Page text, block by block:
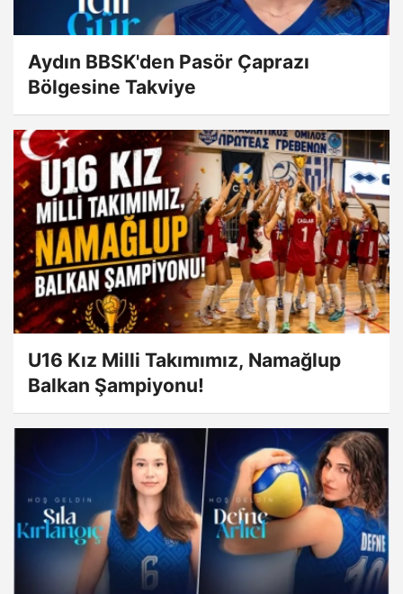
Aydın BBSK'den Pasör Çaprazı
Bölgesine Takviye
U16 Kız Milli Takımımız, Namağlup
Balkan Şampiyonu!